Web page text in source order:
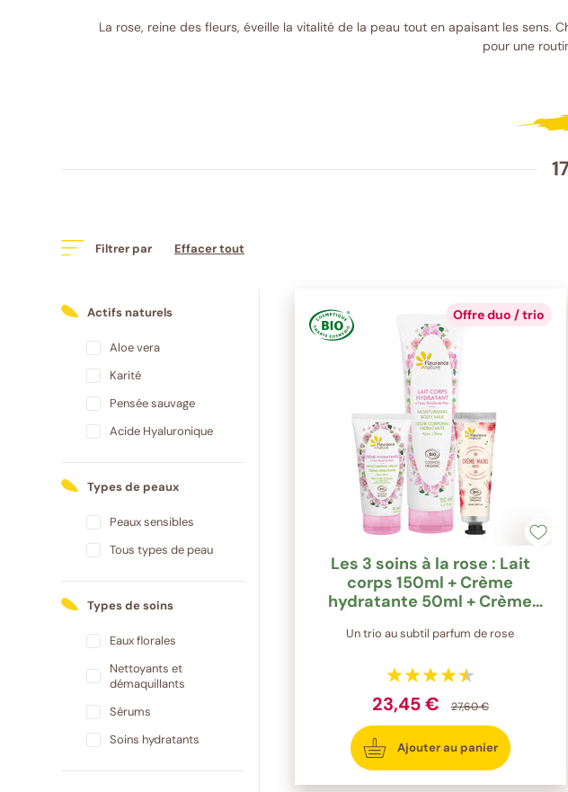
La rose, reine des fleurs, éveille la vitalité de la peau tout en apaisant les sens.
pour une
Filtrer par Effacer tout
Actifs naturels
Aloe vera
Karité
Pensée sauvage
Acide Hyaluronique
Types de peaux
Peaux sensibles
Tous types de peau
Types de soins
Eaux florales
Nettoyants et
démaquillants
Sérums
Soins hydratants
Offre duo / trio
Les 3 soins à la rose : Lait
corps 150ml + Crème
hydratante 50ml + Crème
Un trio au subtil parfum de rose
23,45 € 27,60 €
Ajouter au panier